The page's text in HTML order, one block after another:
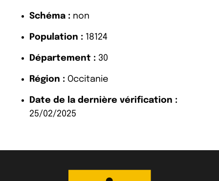
Schéma : non
Population : 18124
Département : 30
Région : Occitanie
Date de la dernière vérification :
25/02/2025